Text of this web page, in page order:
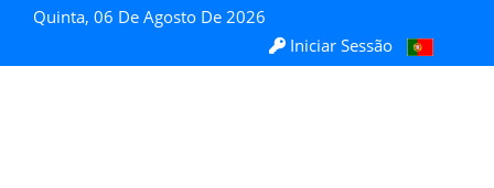
Quinta, 06 De Agosto De 2026
Iniciar Sessão